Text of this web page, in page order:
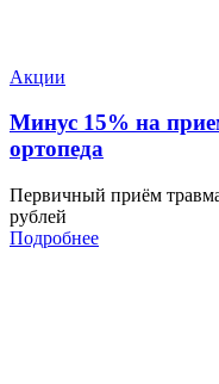
Акции
Минус 15% на
ортопеда
Первичный приём
рублей
Подробнее